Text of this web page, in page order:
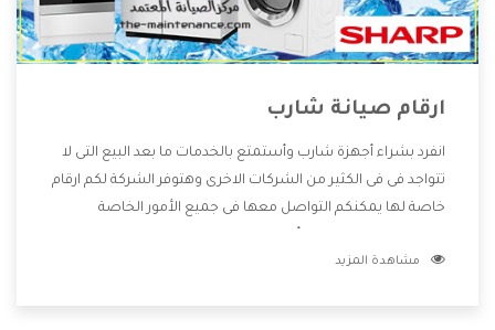
ارقام صيانة شارب
انفرد بشراء أجهزة شارب وأستمتع بالخدمات ما بعد البيع التى لا
تتواجد فى فى الكثير من الشركات الاخرى وهتوفر الشركة لكم ارقام
خاصة لها يمكنكم التواصل معها فى جميع الأمور الخاصة
من خلال العروض والخصومات التى تتقدم لكم .
مشاهدة المزيد